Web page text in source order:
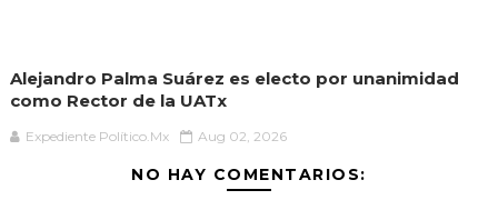
Alejandro Palma Suárez es electo por unanimidad
como Rector de la UATx
Expediente Político.Mx Aug 02, 2026
NO HAY COMENTARIOS: